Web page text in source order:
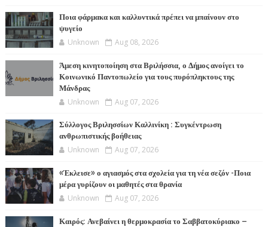
Ποια φάρμακα και καλλυντικά πρέπει να μπαίνουν στο
ψυγείο
Unknown Aug 08, 2026
Άμεση κινητοποίηση στα Βριλήσσια, ο Δήμος ανοίγει το
Κοινωνικό Παντοπωλείο για τους πυρόπληκτους της
Μάνδρας
Unknown Aug 07, 2026
Σύλλογος Βριλησσίων Καλλινίκη : Συγκέντρωση
ανθρωπιστικής βοήθειας
Unknown Aug 07, 2026
«Έκλεισε» ο αγιασμός στα σχολεία για τη νέα σεζόν -Ποια
μέρα γυρίζουν οι μαθητές στα θρανία
Unknown Aug 07, 2026
Καιρός: Ανεβαίνει η θερμοκρασία το Σαββατοκύριακο –